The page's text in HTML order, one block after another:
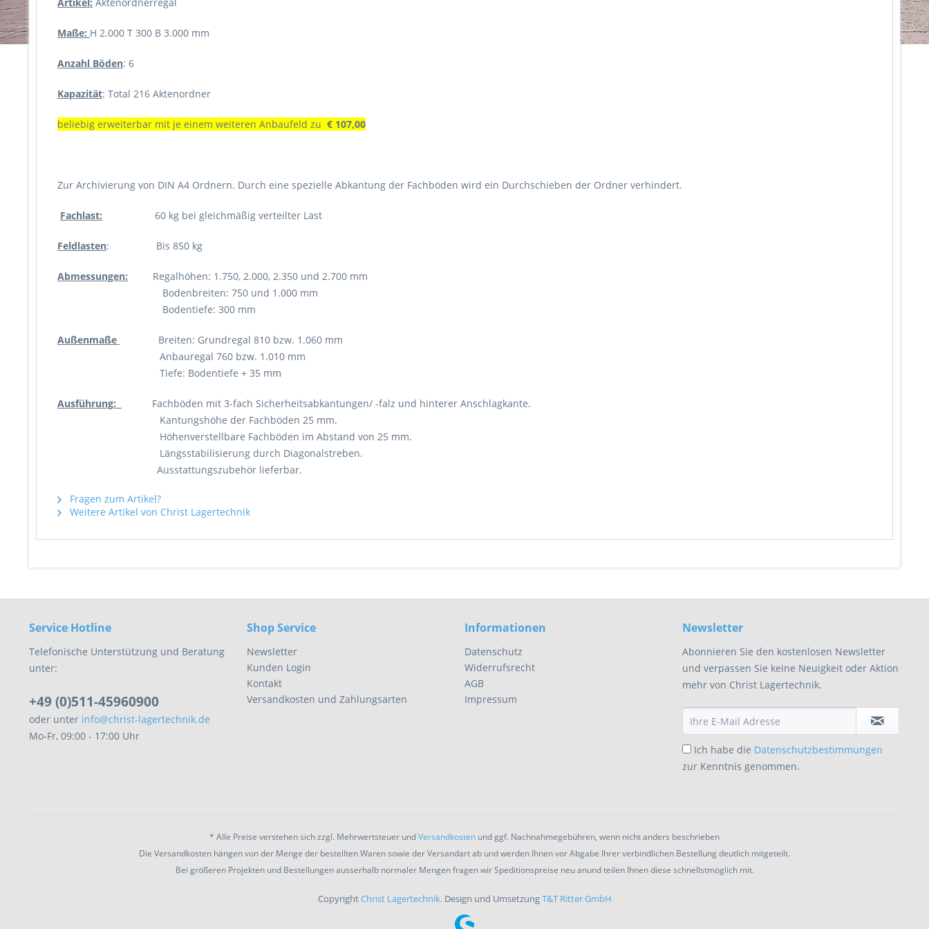
Maße: H 2.000 T 300 B 3.000 mm
Anzahl Böden: 6
Kapazität: Total 216 Aktenordner
beliebig erweiterbar mit je einem weiteren Anbaufeld zu € 107,00
Zur Archivierung von DIN A4 Ordnern. Durch eine spezielle Abkantung der Fachböden wird ein Durchschieben der Ordner verhindert.
Fachlast: 60 kg bei gleichmäßig verteilter Last
Feldlasten: Bis 850 kg
Abmessungen: Regalhöhen: 1.750, 2.000, 2.350 und 2.700 mm
Bodenbreiten: 750 und 1.000 mm
Bodentiefe: 300 mm
Außenmaße
Breiten: Grundregal 810 bzw. 1.060 mm
Anbauregal 760 bzw. 1.010 mm
Tiefe: Bodentiefe + 35 mm
Ausführung:
Fachböden mit 3-fach Sicherheitsabkantungen/ -falz und hinterer Anschlagkante.
Kantungshöhe der Fachböden 25 mm.
Höhenverstellbare Fachböden im Abstand von 25 mm.
Längsstabilisierung durch Diagonalstreben.
Ausstattungszubehör lieferbar.
Fragen zum Artikel?
Weitere Artikel von Christ Lagertechnik
Service Hotline
Telefonische Unterstützung und Beratung
unter:
+49 (0)511-45960900
oder unter info@christ-lagertechnik.de
Mo-Fr, 09:00 - 17:00 Uhr
Shop Service
Newsletter
Kunden Login
Kontakt
Versandkosten und Zahlungsarten
Informationen
Datenschutz
Widerrufsrecht
AGB
Impressum
Newsletter
Abonnieren Sie den kostenlosen Newsletter
und verpassen Sie keine Neuigkeit oder Aktion
mehr von Christ Lagertechnik.
Ich habe die Datenschutzbestimmungen
zur Kenntnis genommen.
* Alle Preise verstehen sich zzgl. Mehrwertsteuer undVersandkosten und ggf. Nachnahmegebühren, wenn nicht anders beschrieben
Die Versandkosten hängen von der Menge der bestellten Waren sowie der Versandart ab und werden Ihnen vor Abgabe Ihrer verbindlichen Bestellung deutlich mitgeteilt.
Bei größeren Projekten und Bestellungen ausserhalb normaler Mengen fragen wir Speditionspreise neu anund teilen Ihnen diese schnellstmöglich mit.
CopyrightChrist Lagertechnik. Design und UmsetzungT&T Ritter GmbH